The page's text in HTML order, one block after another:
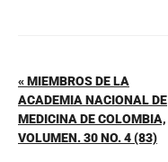
« MIEMBROS DE LA
ACADEMIA NACIONAL DE
MEDICINA DE COLOMBIA,
VOLUMEN. 30 NO. 4 (83)